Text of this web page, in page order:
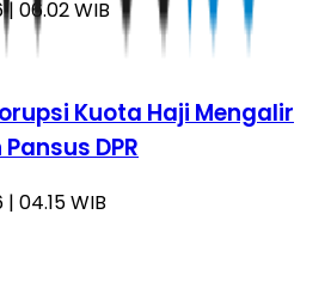
06.02 WIB
Kuota Haji Mengalir
DPR
04.15 WIB